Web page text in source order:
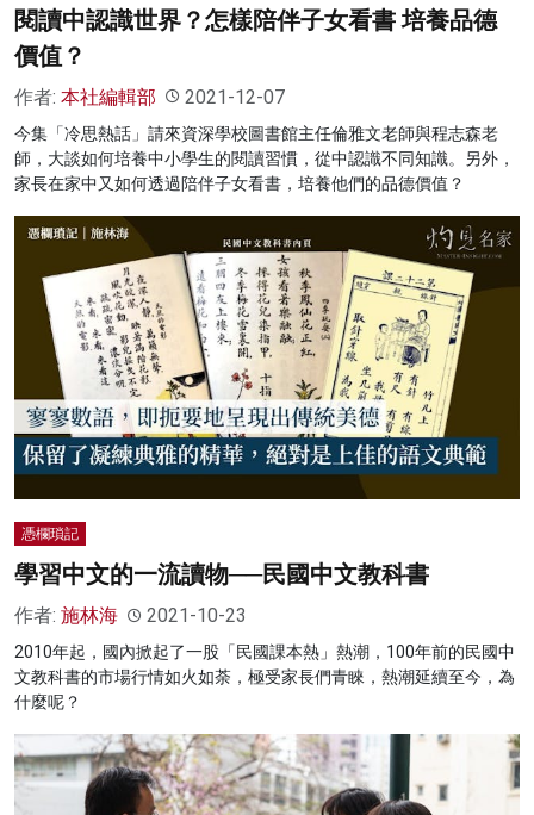
閱讀中認識世界？怎樣陪伴子女看書 培養品德
價值？
作者: 本社編輯部 2021-12-07
今集「冷思熱話」請來資深學校圖書館主任倫雅文老師與程志森老
師，大談如何培養中小學生的閱讀習慣，從中認識不同知識。另外，
家長在家中又如何透過陪伴子女看書，培養他們的品德價值？
憑欄瑣記
學習中文的一流讀物──民國中文教科書
作者: 施林海 2021-10-23
2010年起，國內掀起了一股「民國課本熱」熱潮，100年前的民國中
文教科書的市場行情如火如荼，極受家長們青睞，熱潮延續至今，為
什麼呢？